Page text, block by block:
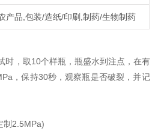
产品,包装/造纸/印刷,制药/生物制药
时，取10个样瓶，瓶盛水到注点，在有
，保持30秒，观察瓶是否破裂，并记
(可定制2.5MPa)